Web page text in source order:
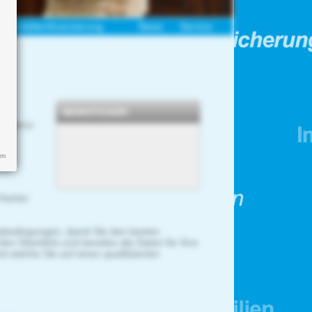
Immobilienfinanzierung News Service
damit Sie den besten
welche Sie auf einen qualifizierten